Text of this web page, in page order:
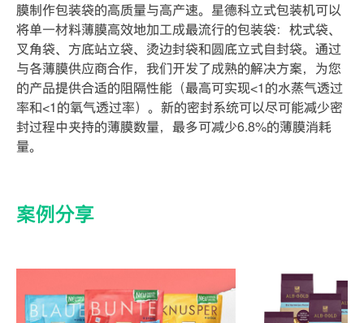
膜制作包装袋的高质量与高产速。星德科立式包装机可以
将单一材料薄膜高效地加工成最流行的包装袋：枕式袋、
叉角袋、方底站立袋、烫边封袋和圆底立式自封袋。通过
与各薄膜供应商合作，我们开发了成熟的解决方案，为您
的产品提供合适的阻隔性能（最高可实现<1的水蒸气透过
率和<1的氧气透过率）。新的密封系统可以尽可能减少密
封过程中夹持的薄膜数量，最多可减少6.8%的薄膜消耗
量。
案例分享